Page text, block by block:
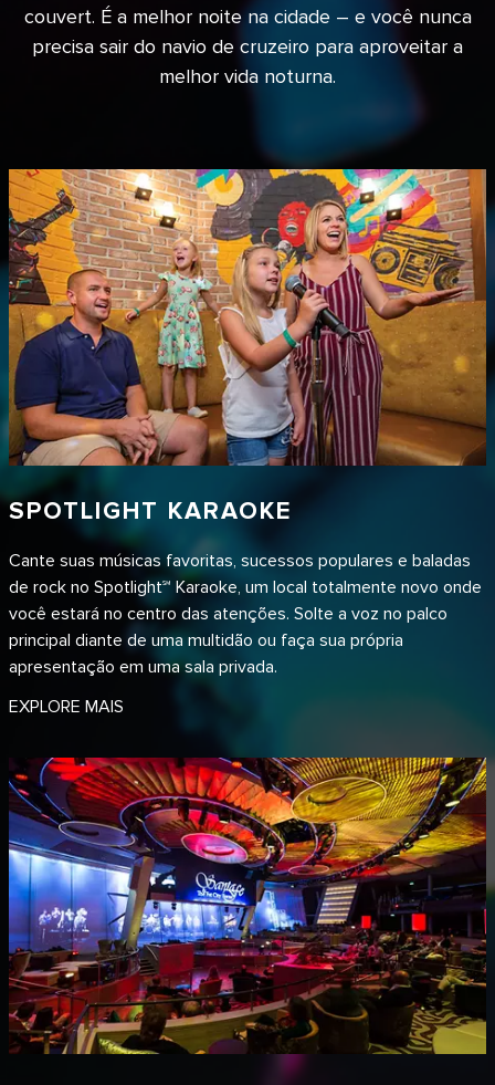
couvert. É a melhor noite na cidade – e você nunca
precisa sair do navio de cruzeiro para aproveitar a
melhor vida noturna.
SPOTLIGHT KARAOKE
Cante suas músicas favoritas, sucessos populares e baladas
de rock no Spotlight℠ Karaoke, um local totalmente novo onde
você estará no centro das atenções. Solte a voz no palco
principal diante de uma multidão ou faça sua própria
apresentação em uma sala privada.
EXPLORE MAIS